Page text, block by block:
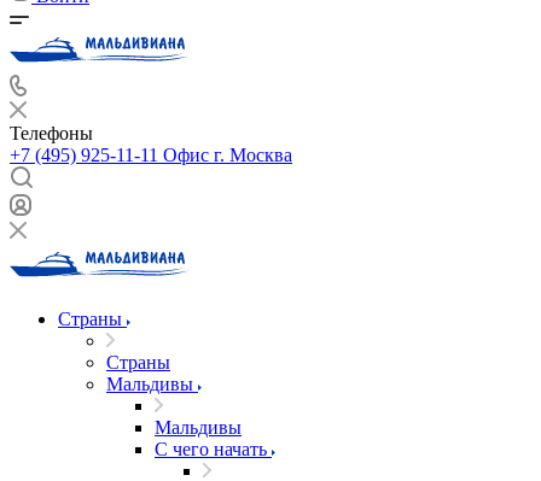
Телефоны
+7 (495) 925-11-11 Офис г. Москва
Страны
Страны
Мальдивы
Мальдивы
С чего начать